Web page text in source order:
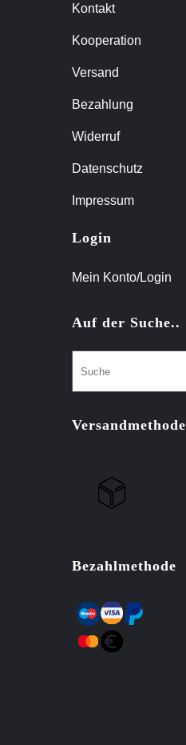
Kontakt
Kooperation
Versand
Bezahlung
Widerruf
Datenschutz
Impressum
Login
Mein Konto/Login
Auf der Suche..
Versandmethode
Bezahlmethode